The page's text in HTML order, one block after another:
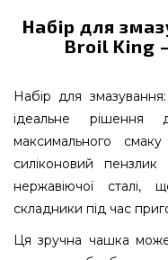
Набір для
Broil King
Набір для
ідеальне
максимального
силіконовий
нержавіючої сталі,
складники під час
Ця зручна чашка